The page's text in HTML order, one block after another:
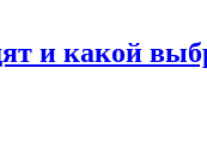
и какой